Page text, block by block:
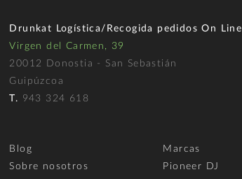
Drunkat Logística/Recogida pedidos On Line
Virgen del Carmen, 39
20012 Donostia - San Sebastián
Guipúzcoa
T. 943 324 618
Blog
Sobre nosotros
Marcas
Pioneer DJ